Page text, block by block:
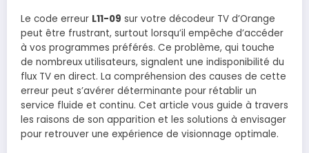
Le code erreur L11-09 sur votre décodeur TV d’Orange
peut être frustrant, surtout lorsqu’il empêche d’accéder
à vos programmes préférés. Ce problème, qui touche
de nombreux utilisateurs, signalent une indisponibilité du
flux TV en direct. La compréhension des causes de cette
erreur peut s’avérer déterminante pour rétablir un
service fluide et continu. Cet article vous guide à travers
les raisons de son apparition et les solutions à envisager
pour retrouver une expérience de visionnage optimale.